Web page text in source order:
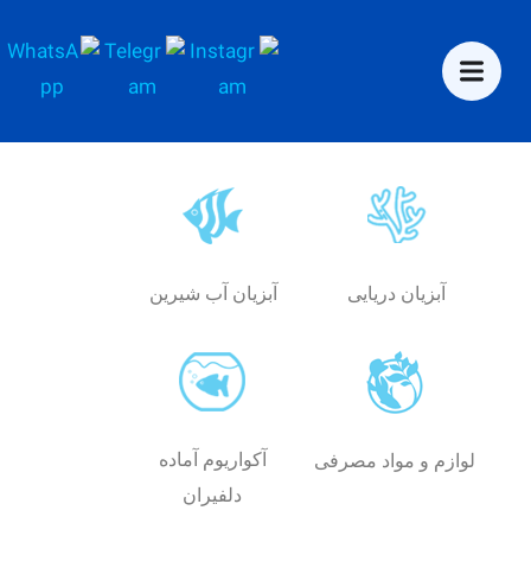
آبزیان دریایی آبزیان آب شیرین
لوازم و مواد مصرفی
آکواریوم آماده
دلفیران